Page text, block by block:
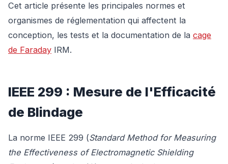
Cet article présente les principales normes et
organismes de réglementation qui affectent la
conception, les tests et la documentation de la cage
de Faraday IRM.
IEEE 299 : Mesure de l'Efficacité
de Blindage
La norme IEEE 299 (Standard Method for Measuring
the Effectiveness of Electromagnetic Shielding